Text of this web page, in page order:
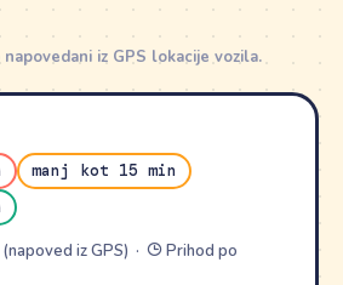
napovedani iz GPS lokacije vozila.
manj kot 15 min
iz GPS) ·
Prihod po